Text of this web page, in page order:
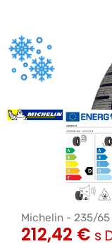
Michelin - 235/65
212,42 € s